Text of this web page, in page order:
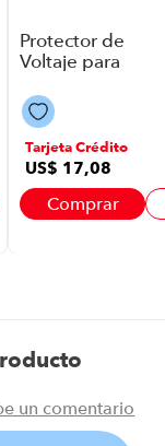
Protector de
Voltaje para
Inverter P8750 |
Color Blanco
Tarjeta Crédito
US$ 17,08
Comprar
un comentario